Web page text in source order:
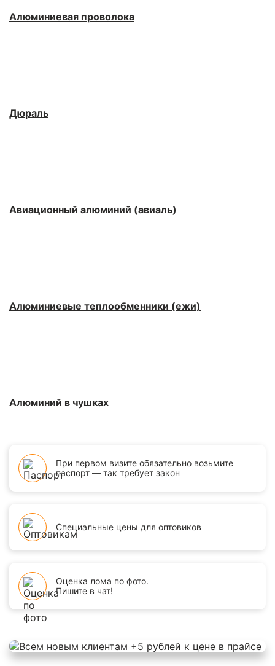
Алюминиевая проволока
Дюраль
Авиационный алюминий (авиаль)
Алюминиевые теплообменники (ежи)
Алюминий в чушках
При первом визите обязательно возьмите
паспорт — так требует закон
Специальные цены для оптовиков
Оценка лома по фото.
Пишите в чат!